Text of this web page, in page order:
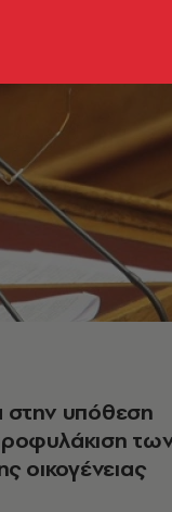
υπόθεση
οικογένειας